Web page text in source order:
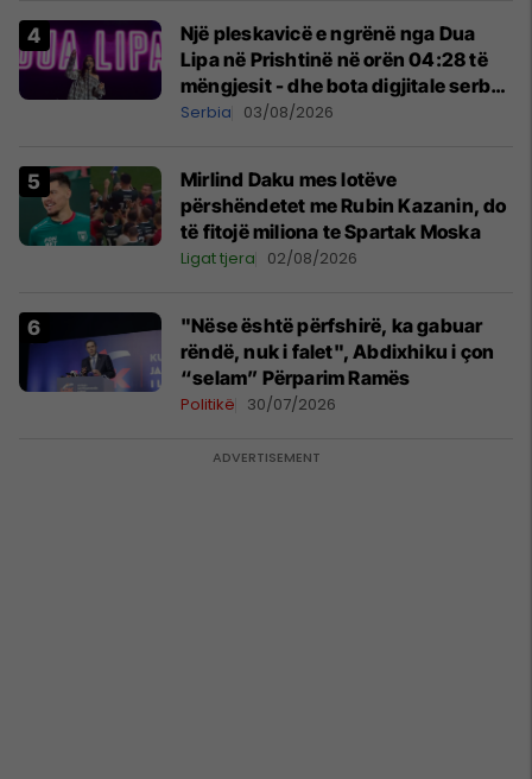
Një pleskavicë e ngrënë nga Dua
Lipa në Prishtinë në orën 04:28 të
mëngjesit - dhe bota digjitale serbe
shpall gjendjen e luftës
Serbia 03/08/2026
Mirlind Daku mes lotëve
përshëndetet me Rubin Kazanin, do
të fitojë miliona te Spartak Moska
Ligat tjera 02/08/2026
"Nëse është përfshirë, ka gabuar
rëndë, nuk i falet", Abdixhiku i çon
“selam” Përparim Ramës
Politikë 30/07/2026